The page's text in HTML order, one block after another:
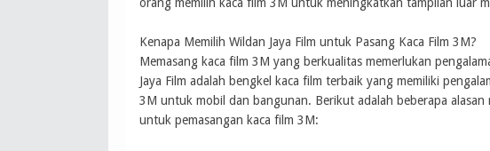
Kenapa Memilih Wildan Jaya Film untuk Pasang Kaca Film 3M?
Memasang kaca film 3M yang berkualitas memerlukan
Jaya Film adalah bengkel kaca film terbaik yang memiliki
3M untuk mobil dan bangunan. Berikut adalah beberapa alasan
untuk pemasangan kaca film 3M: